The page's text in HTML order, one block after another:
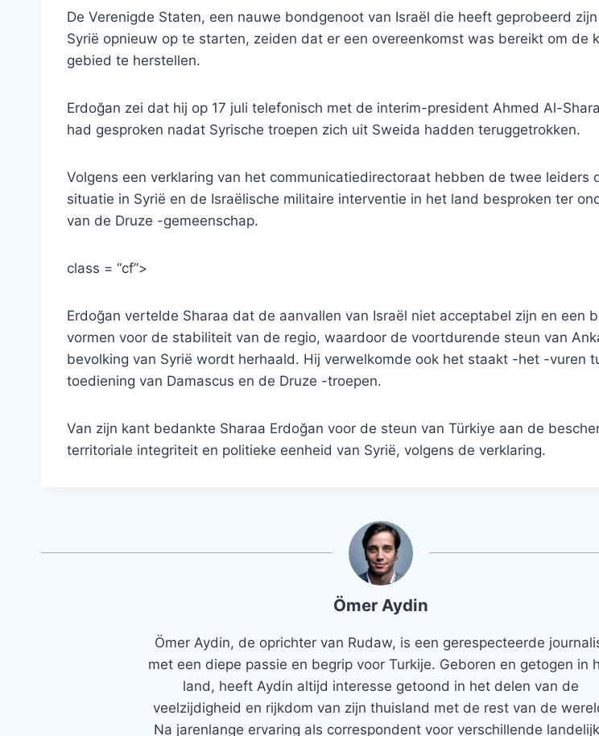
De Verenigde Staten, een nauwe bondgenoot van Israël die heeft geprobeerd
Syrië opnieuw op te starten, zeiden dat er een overeenkomst was bereikt om de
gebied te herstellen.
Erdoğan zei dat hij op 17 juli telefonisch met de interim-president Ahmed Al-
had gesproken nadat Syrische troepen zich uit Sweida hadden teruggetrokken.
Volgens een verklaring van het communicatiedirectoraat hebben de twee leiders
situatie in Syrië en de Israëlische militaire interventie in het land besproken ter
van de Druze -gemeenschap.
class = “cf”>
Erdoğan vertelde Sharaa dat de aanvallen van Israël niet acceptabel zijn en een
vormen voor de stabiliteit van de regio, waardoor de voortdurende steun van
bevolking van Syrië wordt herhaald. Hij verwelkomde ook het staakt -het -vuren
toediening van Damascus en de Druze -troepen.
Van zijn kant bedankte Sharaa Erdoğan voor de steun van Türkiye aan de
territoriale integriteit en politieke eenheid van Syrië, volgens de verklaring.
Ömer Aydin
Ömer Aydin, de oprichter van Rudaw, is een gerespecteerde
met een diepe passie en begrip voor Turkije. Geboren en getogen in
land, heeft Aydin altijd interesse getoond in het delen van de
veelzijdigheid en rijkdom van zijn thuisland met de rest van de
Na jarenlange ervaring als correspondent voor verschillende